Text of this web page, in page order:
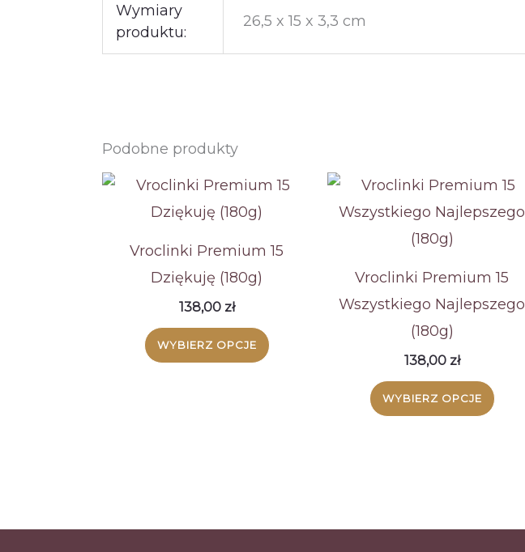
Wymiary
produktu:
26,5 x 15 x 3,3 cm
Podobne produkty
Vroclinki Premium 15
Dziękuję (180g)
138,00 zł
WYBIERZ OPCJE
Vroclinki Premium 15
Wszystkiego Najlepszego
(180g)
138,00 zł
WYBIERZ OPCJE